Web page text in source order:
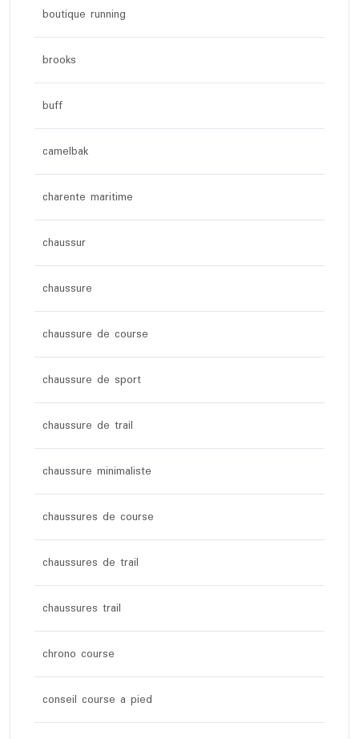
boutique running
brooks
buff
camelbak
charente maritime
chaussur
chaussure
chaussure de course
chaussure de sport
chaussure de trail
chaussure minimaliste
chaussures de course
chaussures de trail
chaussures trail
chrono course
conseil course a pied